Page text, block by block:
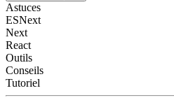
Astuces
ESNext
Next
React
Outils
Conseils
Tutoriel